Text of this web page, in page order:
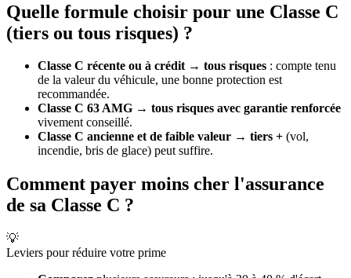
Quelle formule choisir pour une Classe C
(tiers ou tous risques) ?
Classe C récente ou à crédit→ tous risques : compte tenu
de la valeur du véhicule, une bonne protection est
recommandée.
Classe C 63 AMG → tous risques avec garantie renforcée
vivement conseillé.
Classe C ancienne et de faible valeur → tiers + (vol,
incendie, bris de glace) peut suffire.
Comment payer moins cher l'assurance
de sa Classe C ?
💡
Leviers pour réduire votre prime